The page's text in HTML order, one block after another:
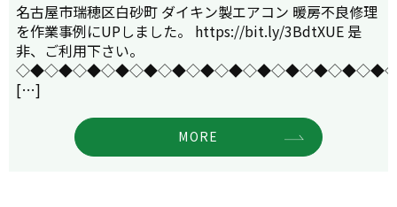
名古屋市瑞穂区白砂町 ダイキン製エアコン 暖房不良修理
を作業事例にUPしました。 https://bit.ly/3BdtXUE 是
非、ご利用下さい。
[…]
MORE